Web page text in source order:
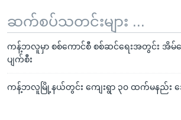
ဆက်စပ်သတင်းများ ...
ကန့်ဘလူမှာ စစ်ကောင်စီ စစ်ဆင်ရေးအတွင်း အိမ်ခြ
ပျက်စီး
ကန့်ဘလူမြို့နယ်တွင်း ကျေးရွာ ၃၀ ထက်မနည်း ဒေ